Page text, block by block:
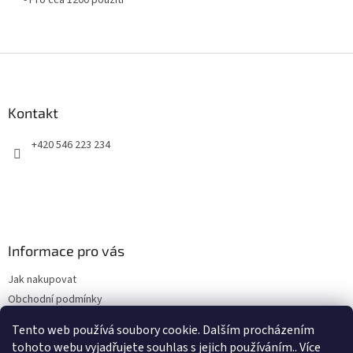
Tento web používá soubory cookie. Dalším procházením
tohoto webu vyjadřujete souhlas s jejich používáním.. Více
Kontakt
+420 546 223 234
Informace pro vás
Jak nakupovat
Obchodní podmínky
Kontakty